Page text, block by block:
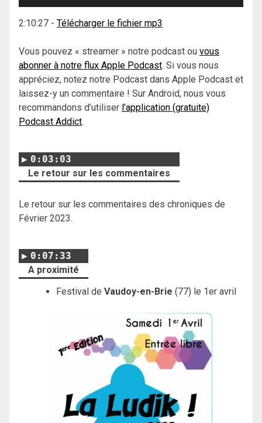
2:10:27 - Télécharger le fichier mp3
Vous pouvez « streamer » notre podcast ou vous
abonner à notre flux Apple Podcast. Si vous nous
appréciez, notez notre Podcast dans Apple Podcast et
laissez-y un commentaire ! Sur Android, nous vous
recommandons d’utiliser l’application (gratuite)
Podcast Addict.
0:03:03
Le retour sur les commentaires
Le retour sur les commentaires des chroniques de
Février 2023.
0:07:33
A proximité
Festival de Vaudoy-en-Brie (77) le 1er avril